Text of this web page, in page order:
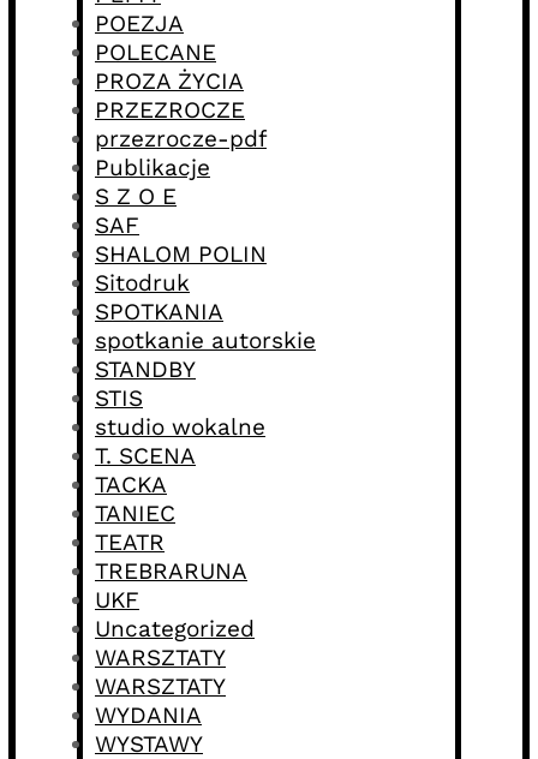
POEZJA
POLECANE
PROZA ŻYCIA
PRZEZROCZE
przezrocze-pdf
Publikacje
S Z O E
SAF
SHALOM POLIN
Sitodruk
SPOTKANIA
spotkanie autorskie
STANDBY
STIS
studio wokalne
T. SCENA
TACKA
TANIEC
TEATR
TREBRARUNA
UKF
Uncategorized
WARSZTATY
WARSZTATY
WYDANIA
WYSTAWY